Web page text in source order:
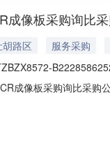
成像板采购询比
路区
服务采购
成像板采购询比采购